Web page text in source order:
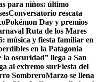
para niños: último
Conversatorio rescata
Pokémon Day y premios
Ruta de los Mares
música y fiesta familiar en
en la Patagonia
la oscuridad” llega a San
al extremo surFiesta del
SombreroMarzo se llena